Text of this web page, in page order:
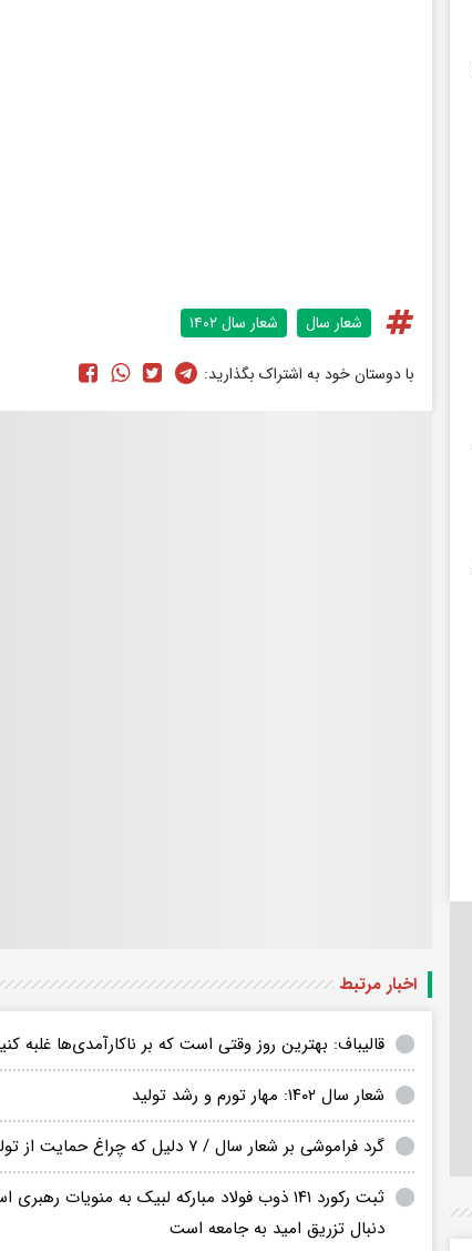
شعار سال شعار سال ۱۴۰۲
با دوستان خود به اشتراک بگذارید:
اخبار مرتبط
قالیباف: بهترین روز وقتی است که بر ناکارآمدی‌ها غلبه
شعار سال ۱۴۰۲: مهار تورم و رشد تولید
گرد فراموشی بر شعار سال / ۷ دلیل که چراغ حمایت از تولید را خاموش کرد
ثبت رکورد ۱۴۱ ذوب فولاد مبارکه لبیک به
دنبال تزریق امید به جامعه است